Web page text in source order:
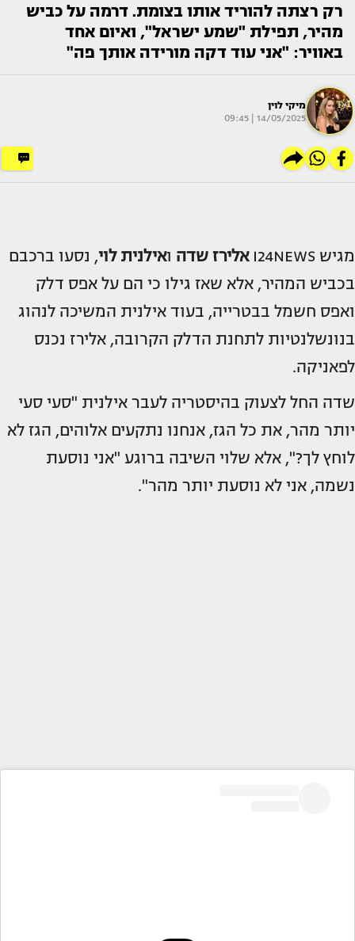
רק רצתה להוריד אותו בצומת. דרמה על כביש
מהיר, תפילת "שמע ישראל", ואיום אחד
באוויר: "אני עוד דקה מורידה אותך פה"
מיקי לוין
14/05/2025 | 09:45
מגיש I24NEWS אלירז שדה ואילנית לוי, נסעו ברכבם
בכביש המהיר, אלא שאז גילו כי הם על אפס דלק
ואפס חשמל בבטרייה, בעוד אילנית המשיכה לנהוג
בנונשלנטיות לתחנת הדלק הקרובה, אלירז נכנס
לפאניקה.
שדה החל לצעוק בהיסטריה לעבר אילנית "סעי סעי
יותר מהר, את כל הגז, אנחנו נתקעים אלוהים, הגז לא
לוחץ לך?", אלא שלוי השיבה ברוגע "אני נוסעת
נשמה, אני לא נוסעת יותר מהר".